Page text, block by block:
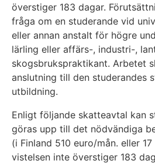
överstiger 183 dagar.
fråga om en studerande vid
eller annan anstalt för högre
lärling eller affärs-, industri-,
skogsbrukspraktikant. Arbetet
anslutning till den studerandes
utbildning.
Enligt följande skatteavtal kan
göras upp till det nödvändiga
(i Finland 510 euro/mån. eller
vistelsen inte överstiger 183